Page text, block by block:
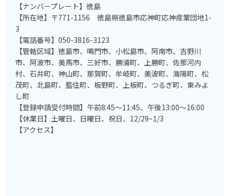
【ナンバープレート】徳島
【所在地】〒771-1156 徳島県徳島市応神町応神産業団地1-
3
【電話番号】050-3816-3123
【管轄区域】徳島市、鳴門市、小松島市、阿南市、吉野川
市、阿波市、美馬市、三好市、勝浦町、上勝町、佐那河内
村、石井町、神山町、那賀町、牟岐町、美波町、海陽町、松
茂町、北島町、藍住町、板野町、上板町、つるぎ町、東みよ
し町
【登録申請受付時間】午前8:45～11:45、午後13:00～16:00
【休業日】土曜日、日曜日、祝日、12/29~1/3
【アクセス】